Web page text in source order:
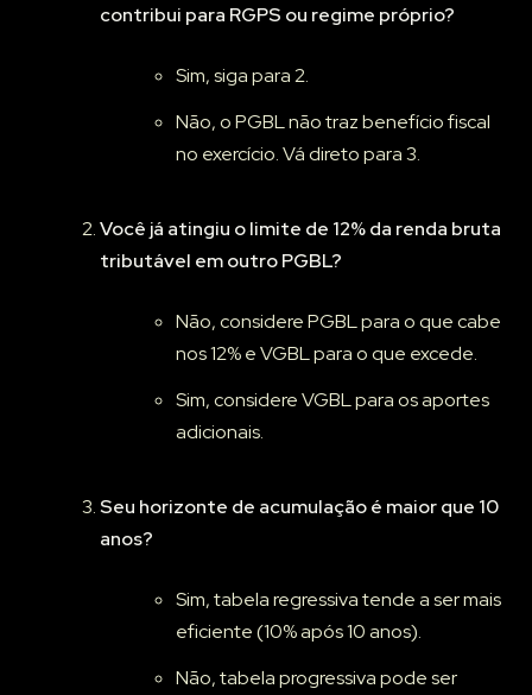
contribui para RGPS ou regime próprio?
Sim, siga para 2.
Não, o PGBL não traz benefício fiscal
no exercício. Vá direto para 3.
Você já atingiu o limite de 12% da renda bruta
tributável em outro PGBL?
Não, considere PGBL para o que cabe
nos 12% e VGBL para o que excede.
Sim, considere VGBL para os aportes
adicionais.
Seu horizonte de acumulação é maior que 10
anos?
Sim, tabela regressiva tende a ser mais
eficiente (10% após 10 anos).
Não, tabela progressiva pode ser